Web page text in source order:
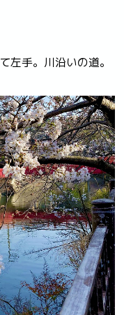
左手。川沿いの道。